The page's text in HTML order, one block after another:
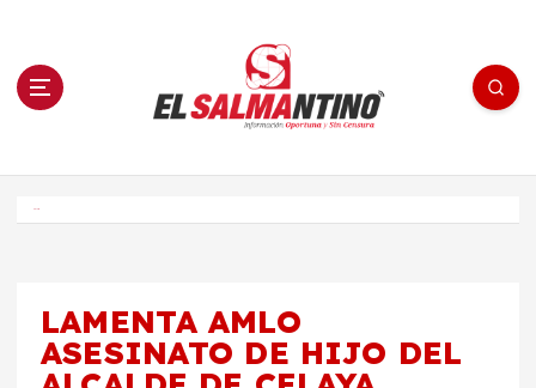
n El Salmantino - medios/noticias/editorial
LAMENTA AMLO
ASESINATO DE HIJO DEL